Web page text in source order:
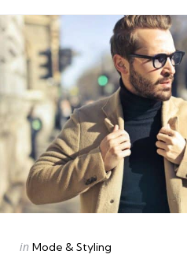
Categories
Posted
in Mode & Styling